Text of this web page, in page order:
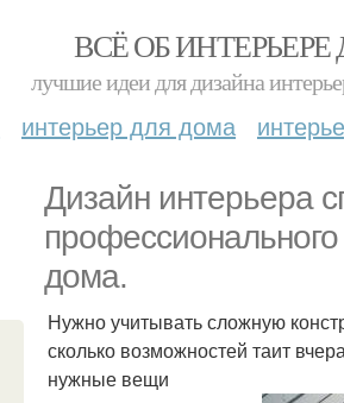
ВСЁ ОБ
лучшие идеи для дизайна
интерьер для дома
Дизайн интерьера
профессионального
дома.
Нужно учитывать сложную
сколько возможностей таит
нужные вещи